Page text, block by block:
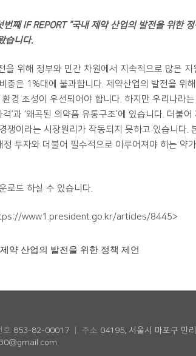
째 IF REPORT “국내 제약 산업의 발전을 위한
습니다.
을 위해 정부와 민간 차원에서 지속적으로 많은
중은 1%대에 불과합니다. 제약산업의 발전을 위
경 조성이 우선되어야 합니다. 하지만 우리나라
’과 ‘왜곡된 의약품 유통구조’에 있습니다. 더불
쟁이라는 시장원리가 작동되지 못하고 있습니다.
투자와 더불어 필수적으로 이루어져야 하는 약
로드 하실 수 있습니다.
www1.president.go.kr/articles/8445>
약 산업의 발전을 위한 정책 제언
호 853-82-00017 ㅣ 주소 04195, 서울시 마포구 만